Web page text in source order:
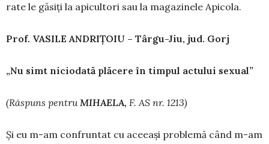
rate le găsiți la apicultori sau la maga­zinele Apicola.
Prof. VASILE ANDRIȚOIU – Târgu-Jiu, jud. Gorj
„Nu simt niciodată plăcere în timpul actului sexual”
(Răspuns pentruMIHAELA, F. AS nr. 1213)
Și eu m-am confruntat cu aceeași problemă când m-am